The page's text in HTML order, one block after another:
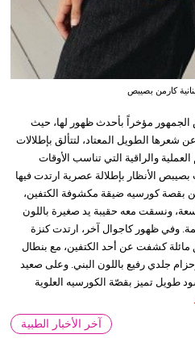
كارمن بصيبص
الجمهور مؤخراً بأحدث ظهور لها، حيث
الطويل المعتاد، لتتألق بإطلالات
والراقية التي تناسب الأوقات
بصيبص الأنظار بإطلالة عصرية ارتدت فيها
بقصة كورسيه ضيقة مكشوفة الكتفين،
ونسقت معه حقيبة يد صغيرة باللون
وفي ظهور كاجوال آخر، ارتدت كنزة
مائلة كشفت عن أحد الكتفين، مع بنطال
جلدي رفيع باللون البني. وعلى صعيد
طويل تميز بقصّة الكورسيه العلوية
آخر الأخبار الطبية